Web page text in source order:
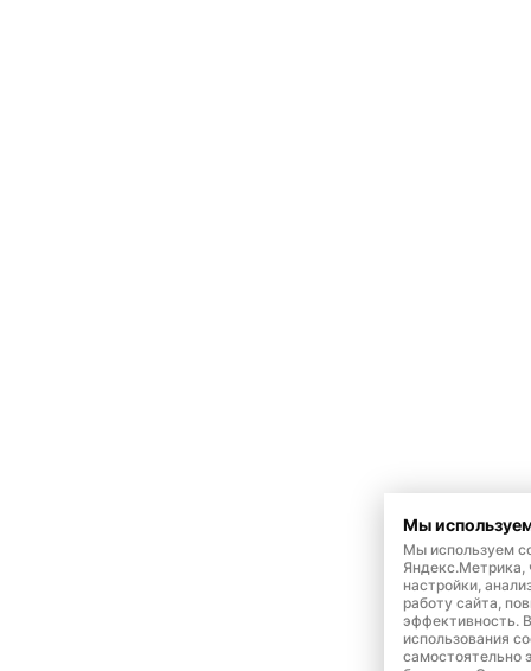
Мы
Мы используем
Яндекс.Метрика,
настройки,
работу сайта,
эффективность.
использования
самостоятельно